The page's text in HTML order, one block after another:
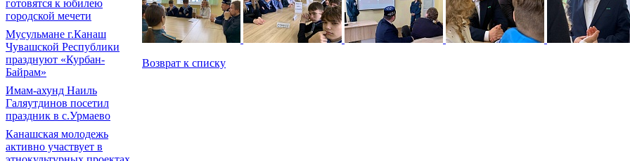
готовятся к юбилею
городской мечети
Мусульмане г.Канаш
Чувашской Республики
празднуют «Курбан-
Байрам»
Имам-ахунд Наиль
Галяутдинов посетил
праздник в с.Урмаево
Канашская молодежь
активно участвует в
Возврат к списку